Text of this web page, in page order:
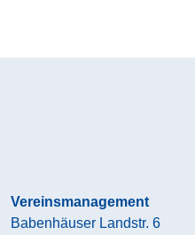
Vereinsmanagement
Babenhäuser Landstr. 6